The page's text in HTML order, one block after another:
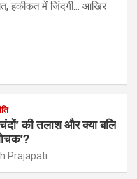
हकीकत में जिंदगी… आखिर
की तलाश और क्या बलि
Prajapati